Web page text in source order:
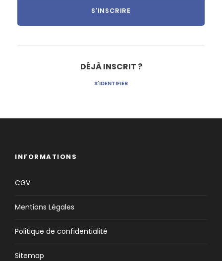
DÉJÀ INSCRIT ?
S'IDENTIFIER
INFORMATIONS
CGV
Mentions Légales
Politique de confidentialité
Sitemap